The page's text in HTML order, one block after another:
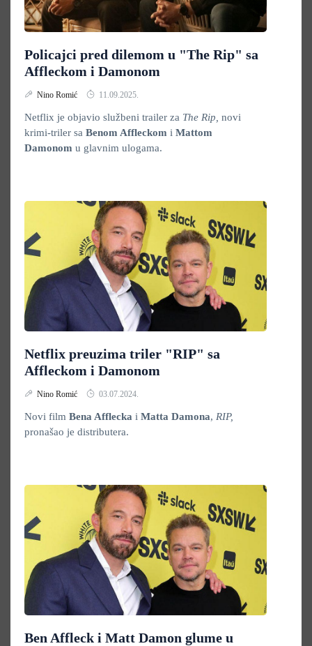
Policajci pred dilemom u "The Rip" sa
Affleckom i Damonom
Nino Romić 11.09.2025.
Netflix je objavio službeni trailer za The Rip, novi
krimi-triler sa Benom Affleckom i Mattom
Damonom u glavnim ulogama.
Netflix preuzima triler "RIP" sa
Affleckom i Damonom
Nino Romić 03.07.2024.
Novi film Bena Afflecka i Matta Damona, RIP,
pronašao je distributera.
Ben Affleck i Matt Damon glume u